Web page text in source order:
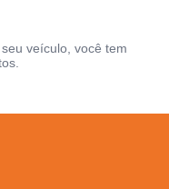
veículo, você tem